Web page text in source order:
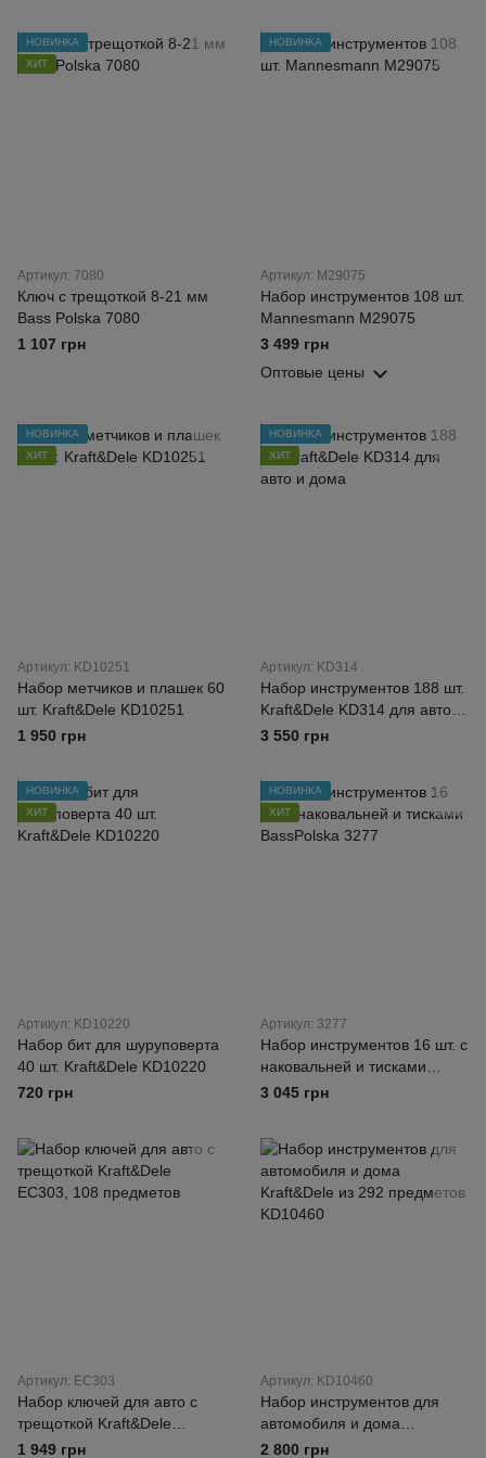
НОВИНКА
ХИТ
Артикул: 7080
Ключ с трещоткой 8-21 мм
Bass Polska 7080
1 107 грн
НОВИНКА
Артикул: M29075
Набор инструментов 108 шт.
Mannesmann M29075
3 499 грн
Оптовые цены
НОВИНКА
ХИТ
Артикул: KD10251
Набор метчиков и плашек 60
шт. Kraft&Dele KD10251
1 950 грн
НОВИНКА
ХИТ
Артикул: KD314
Набор инструментов 188 шт.
Kraft&Dele KD314 для авто и
дома
3 550 грн
НОВИНКА
ХИТ
Артикул: KD10220
Набор бит для шуруповерта
40 шт. Kraft&Dele KD10220
720 грн
НОВИНКА
ХИТ
Артикул: 3277
Набор инструментов 16 шт. с
наковальней и тисками
BassPolska 3277
3 045 грн
Артикул: EC303
Набор ключей для авто с
трещоткой Kraft&Dele
EC303, 108 предметов
1 949 грн
Артикул: KD10460
Набор инструментов для
автомобиля и дома
Kraft&Dele из 292 предметов
2 800 грн